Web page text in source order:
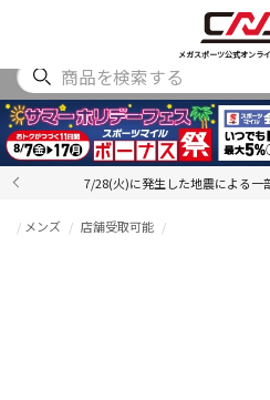
メガスポーツ公式オンラ
7/28(火)に発生した地震による一
メンズ 店舗受取可能